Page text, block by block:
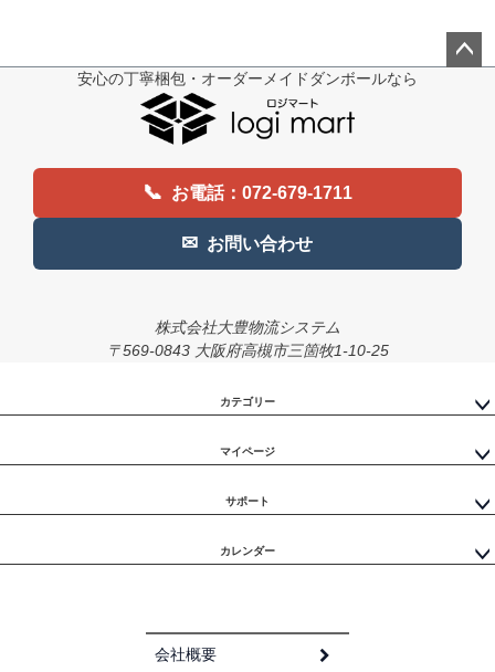
安心の丁寧梱包・オーダーメイドダンボールなら
📞 お電話：072-679-1711
✉ お問い合わせ
株式会社大豊物流システム
〒569-0843 大阪府高槻市三箇牧1-10-25
カテゴリー
マイページ
サポート
カレンダー
会社概要